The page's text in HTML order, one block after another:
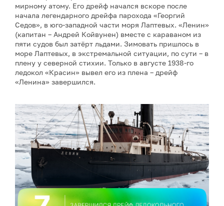
мирному атому. Его дрейф начался вскоре после
начала легендарного дрейфа парохода «Георгий
Седов», в юго-западной части моря Лаптевых. «Ленин»
(капитан – Андрей Койвунен) вместе с караваном из
пяти судов был затёрт льдами. Зимовать пришлось в
море Лаптевых, в экстремальной ситуации, по сути – в
плену у северной стихии. Только в августе 1938-го
ледокол «Красин» вывел его из плена – дрейф
«Ленина» завершился.